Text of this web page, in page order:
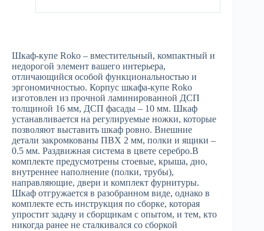
Шкаф-купе Roko – вместительный, компактный и
недорогой элемент вашего интерьера,
отличающийся особой функциональностью и
эргономичностью. Корпус шкафа-купе Roko
изготовлен из прочной ламинированной ДСП
толщиной 16 мм, ДСП фасады – 10 мм. Шкаф
устанавливается на регулируемые ножки, которые
позволяют выставить шкаф ровно. Внешние
детали закромкованы ПВХ 2 мм, полки и ящики –
0.5 мм. Раздвижная система в цвете серебро.В
комплекте предусмотрены стоевые, крыша, дно,
внутреннее наполнение (полки, трубы),
направляющие, двери и комплект фурнитуры.
Шкаф отгружается в разобранном виде, однако в
комплекте есть инструкция по сборке, которая
упростит задачу и сборщикам с опытом, и тем, кто
никогда ранее не сталкивался со сборкой